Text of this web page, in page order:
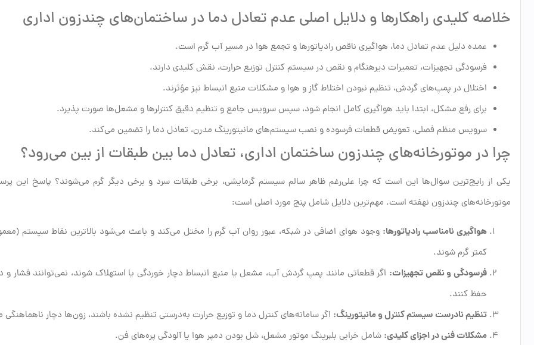
خلاصه کلیدی راهکارها و دلایل اصلی عدم تعادل دما در ساختمان‌های چندزون اداری
عمده دلیل عدم تعادل دما، هواگیری ناقص رادیاتورها و تجمع هوا در مسیر آب گرم است.
فرسودگی تجهیزات، تعمیرات دیرهنگام و نقص در سیستم کنترل توزیع حرارت، نقش کلیدی دارند.
اختلال در پمپ‌های گردش، تنظیم نبودن اختلاط گاز و هوا و مشکلات منبع انبساط نیز مؤثرند.
برای رفع مشکل، ابتدا باید هواگیری کامل انجام شود، سپس سرویس جامع و تنظیم دقیق کنترلرها و مشعل‌ها صورت پذیرد.
سرویس منظم فصلی، تعویض قطعات فرسوده و نصب سیستم‌های مانیتورینگ مدرن، تعادل دما را تضمین می‌کند.
چرا در موتورخانه‌های چندزون ساختمان اداری، تعادل دما بین طبقات از بین می‌رود؟
یکی از رایج‌ترین سوال‌ها این است که چرا علی‌رغم ظاهر سالم سیستم گرمایشی، برخی طبقات سرد و برخی دیگر گرم می‌شوند؟ پاسخ این
موتورخانه‌های چندزون نهفته است. مهم‌ترین دلایل شامل پنج مورد اصلی است:
هواگیری نامناسب رادیاتورها: وجود هوای اضافی در شبکه، عبور روان آب گرم را مختل می‌کند و باعث می‌شود بالاترین نقاط سیستم
کمتر گرم شوند.
فرسودگی و نقص تجهیزات: اگر قطعاتی مانند پمپ‌ گردش آب، مشعل یا منبع انبساط دچار خوردگی یا استهلاک شوند، نمی‌توانند فشار و
حفظ کنند.
تنظیم نادرست سیستم کنترل و مانیتورینگ: اگر سامانه‌های کنترل دما و توزیع حرارت به‌درستی تنظیم نشده باشند، زون‌ها دچار
مشکلات فنی در اجزای کلیدی: شامل خرابی بلبرینگ موتور مشعل، شل بودن دمپر هوا یا آلودگی پره‌های فن.